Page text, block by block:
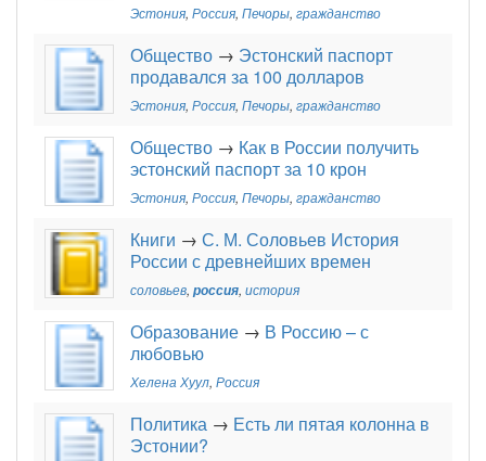
Эстония, Россия, Печоры, гражданство
Общество → Эстонский паспорт
продавался за 100 долларов
Эстония, Россия, Печоры, гражданство
Общество → Как в России получить
эстонский паспорт за 10 крон
Эстония, Россия, Печоры, гражданство
Книги → С. М. Соловьев История
России с древнейших времен
соловьев, россия, история
Образование → В Россию – с
любовью
Хелена Хуул, Россия
Политика → Есть ли пятая колонна в
Эстонии?